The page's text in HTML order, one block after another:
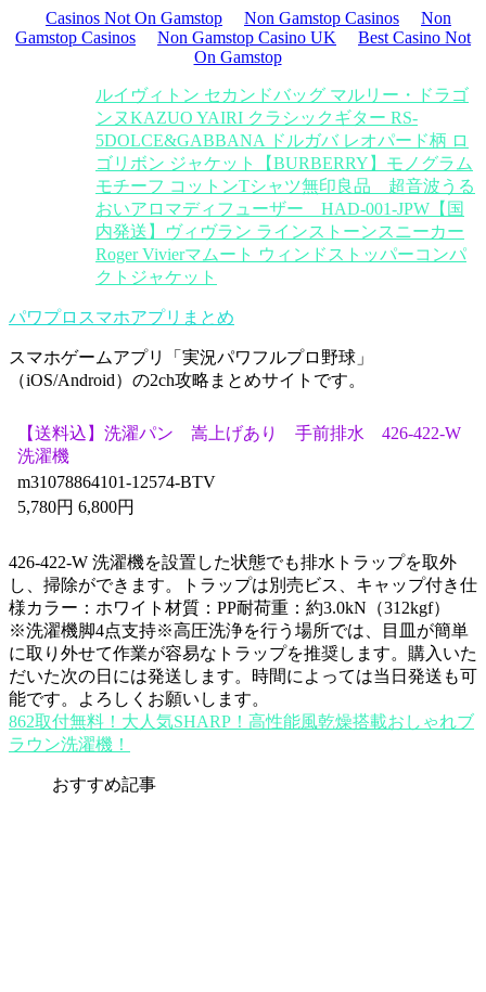
Casinos Not On Gamstop Non Gamstop Casinos
Non
Gamstop Casinos
Non Gamstop Casino UK
Best Casino Not
On Gamstop
ルイヴィトン セカンドバッグ マルリー・ドラゴ
ンヌKAZUO YAIRI クラシックギター RS-
5DOLCE&GABBANA ドルガバ レオパード柄 ロ
ゴリボン ジャケット
【BURBERRY】モノグラム
モチーフ コットンTシャツ無印良品 超音波うる
おいアロマディフューザー HAD-001-JPW 【国
内発送】ヴィヴラン ラインストーンスニーカー
Roger Vivierマムート ウィンドストッパーコンパ
クトジャケット
パワプロスマホアプリまとめ
スマホゲームアプリ「実況パワフルプロ野球」
（iOS/Android）の2ch攻略まとめサイトです。
【送料込】洗濯パン 嵩上げあり 手前排水 426-422-W
洗濯機
m31078864101-12574-BTV
5,780円 6,800円
426-422-W 洗濯機を設置した状態でも排水トラップを取外
し、掃除ができます。トラップは別売ビス、キャップ付き仕
様カラー：ホワイト材質：PP耐荷重：約3.0kN（312kgf）
※洗濯機脚4点支持※高圧洗浄を行う場所では、目皿が簡単
に取り外せて作業が容易なトラップを推奨します。購入いた
だいた次の日には発送します。時間によっては当日発送も可
能です。よろしくお願いします。
862取付無料！大人気SHARP！高性能風乾燥搭載おしゃれブ
ラウン洗濯機！
おすすめ記事